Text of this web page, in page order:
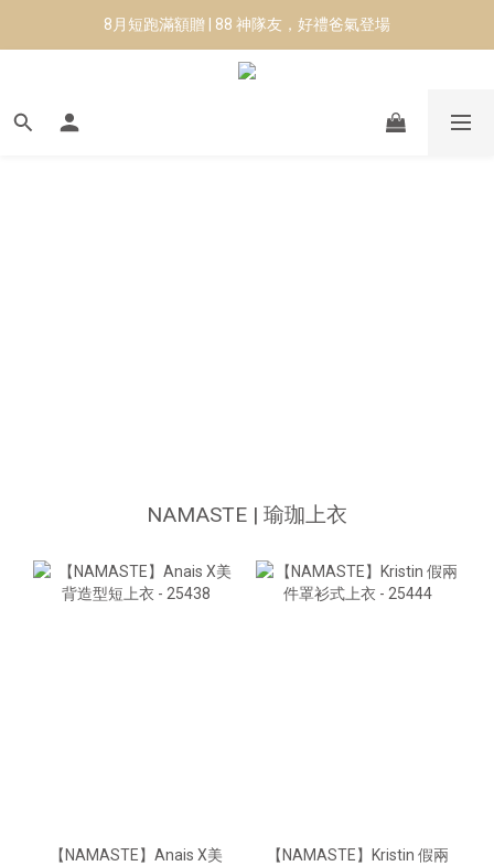
8月短跑滿額贈 | 88 神隊友，好禮爸氣登場
✨CURARING-韓國多功能深層按摩環｜新品預購88折！✨
Manduka-跟著青蛙去旅行｜快閃第二站-台南
8月短跑滿額贈 | 88 神隊友，好禮爸氣登場
NAMASTE | 瑜珈上衣
【NAMASTE】Anais X美
【NAMASTE】Kristin 假兩